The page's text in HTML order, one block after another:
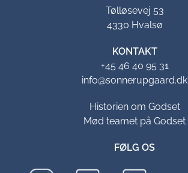
Tølløsevej 53
4330 Hvalsø
KONTAKT
+45 46 40 95 31
info@sonnerupgaard.dk
Historien om Godset
Mød teamet på Godset
FØLG OS